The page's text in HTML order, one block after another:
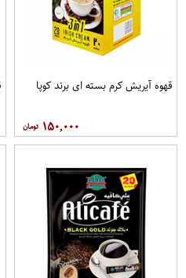
قهوه آيريش کرم بسته ای برند کوپا
۱۵۰,۰۰۰